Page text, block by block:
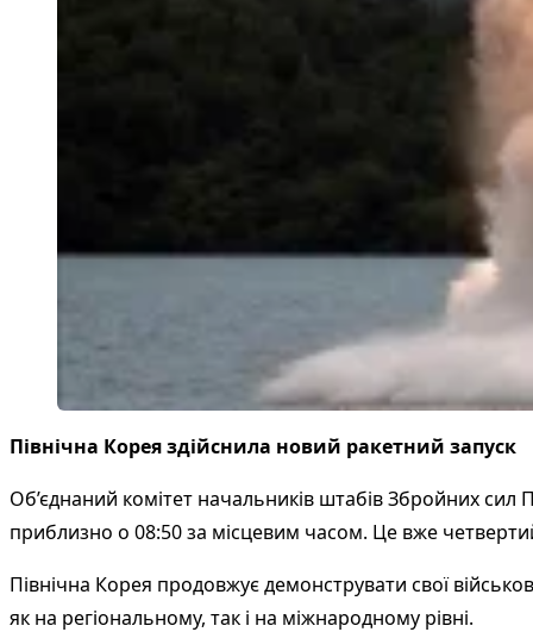
Північна Корея здійснила новий ракетний запуск
Об’єднаний комітет начальників штабів Збройних сил
приблизно о 08:50 за місцевим часом. Це вже
Північна Корея продовжує демонструвати свої
як на регіональному, так і на міжнародному рівні.